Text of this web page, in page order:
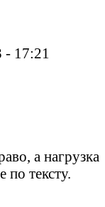
- 17:21
а нагрузка
по тексту.